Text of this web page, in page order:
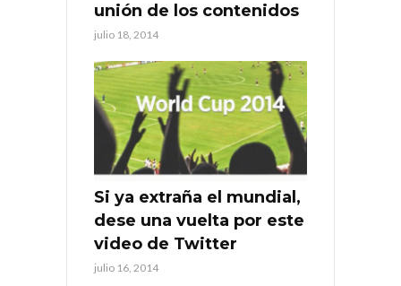
unión de los contenidos
julio 18, 2014
Si ya extraña el mundial,
dese una vuelta por este
video de Twitter
julio 16, 2014